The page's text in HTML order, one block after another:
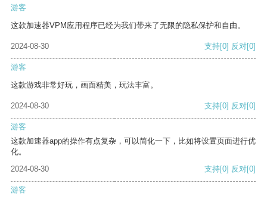
游客
这款加速器VPM应用程序已经为我们带来了无限的隐私保护和自由。
2024-08-30 支持[0] 反对[0]
游客
这款游戏非常好玩，画面精美，玩法丰富。
2024-08-30 支持[0] 反对[0]
游客
这款加速器app的操作有点复杂，可以简化一下，比如将设置页面进行优
化。
2024-08-30
支持[0] 反对[0]
游客